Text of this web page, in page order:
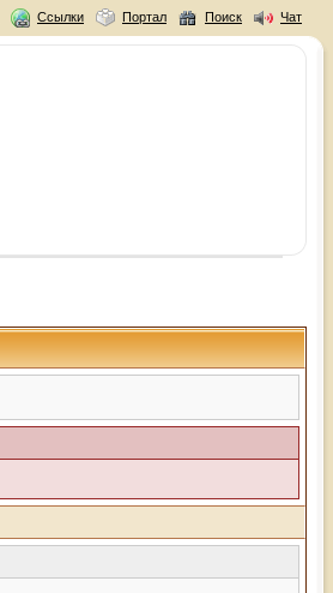
Ссылки Портал Поиск Чат